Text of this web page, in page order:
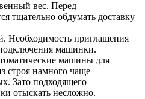
вес. Перед
тщательно обдумать доставку
Необходимость приглашения
машинки.
машины для
строя намного чаще
Зато подходящего
отыскать несложно.